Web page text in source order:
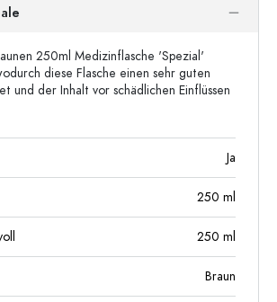
250ml Medizinflasche 'Spezial'
diese Flasche einen sehr guten
und der Inhalt vor schädlichen Einflüssen
Ja
250 ml
250 ml
Braun